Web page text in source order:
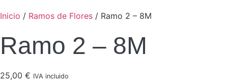
Inicio / Ramos de Flores / Ramo 2 – 8M
Ramo 2 – 8M
25,00 € IVA incluido